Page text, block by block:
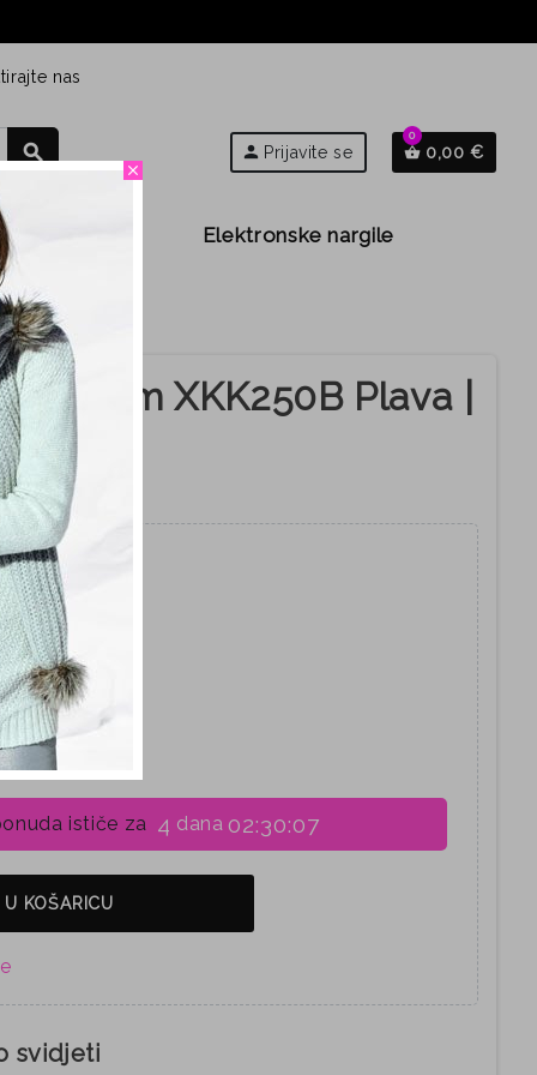
nas
search person Prijavite se shopping_basket
0
0,00 €
Elektronske nargile
petom XKK250B Plava |
ističe za 4 dana 02:30:06
KOŠARICU
svidjeti
close